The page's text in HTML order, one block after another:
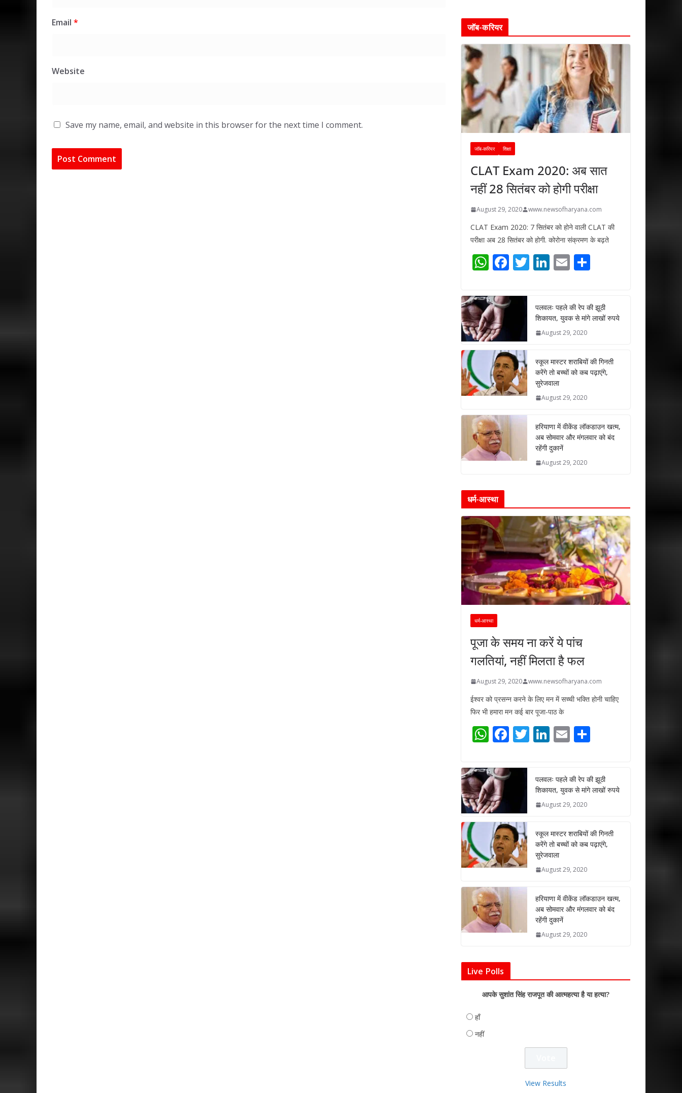
Email *
Website
Save my name, email, and website in this browser for the next time I comment.
जॉब-करियर
जॉब-करियर शिक्षा
CLAT Exam 2020: अब सात
नहीं 28 सितंबर को होगी परीक्षा
August 29, 2020 www.newsofharyana.com
CLAT Exam 2020: 7 सितंबर को होने वाली CLAT की
परीक्षा अब 28 सितंबर को होगी. कोरोना संक्रमण के बढ़ते
W
at
s
A
p
p
F
e
b
o
k
T
er
Li
e
dI
n
E
l e
पलवलः पहले की रेप की झूठी
शिकायत, युवक से मांगे लाखों रुपये
August 29, 2020
स्कूल मास्टर शराबियों की गिनती
करेंगे तो बच्चों को कब पढ़ाएंगे,
सुरेजवाला
August 29, 2020
हरियाणा में वीकेंड लॉकडाउन खत्म,
अब सोमवार और मंगलवार को बंद
रहेंगी दुकानें
August 29, 2020
धर्म-आस्था
धर्म-आस्था
पूजा के समय ना करें ये पांच
गलतियां, नहीं मिलता है फल
August 29, 2020 www.newsofharyana.com
ईश्वर को प्रसन्न करने के लिए मन में सच्ची भक्ति होनी चाहिए
फिर भी हमारा मन कई बार पूजा-पाठ के
W
at
s
A
p
p
F
e
b
o
k
T
er
Li
e
dI
n
E
l e
पलवलः पहले की रेप की झूठी
शिकायत, युवक से मांगे लाखों रुपये
August 29, 2020
स्कूल मास्टर शराबियों की गिनती
करेंगे तो बच्चों को कब पढ़ाएंगे,
सुरेजवाला
August 29, 2020
हरियाणा में वीकेंड लॉकडाउन खत्म,
अब सोमवार और मंगलवार को बंद
रहेंगी दुकानें
August 29, 2020
Live Polls
आपके सुशांत सिंह राजपूत की आत्महत्या है या हत्या?
हाँ
नहीं
View Results